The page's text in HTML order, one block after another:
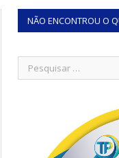
NÃO ENCONTROU O